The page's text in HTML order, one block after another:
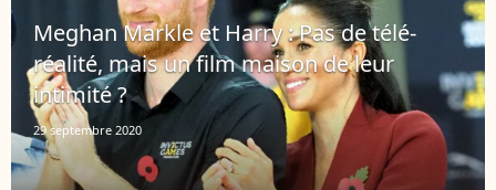
Meghan Markle et Harry : Pas de télé-
réalité, mais un film maison de leur
intimité ?
29 septembre 2020